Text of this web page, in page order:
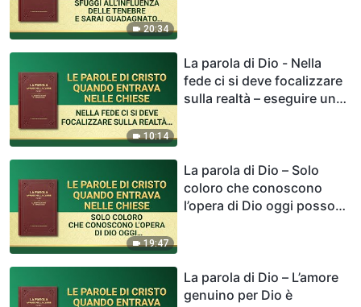
20:34
10:14
La parola di Dio - Nella
fede ci si deve focalizzare
sulla realtà – eseguire un
19:47
La parola di Dio – Solo
coloro che conoscono
l’opera di Dio oggi possono
La parola di Dio – L’amore
genuino per Dio è